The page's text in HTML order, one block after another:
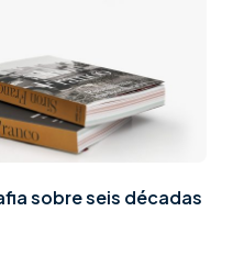
sobre seis décadas